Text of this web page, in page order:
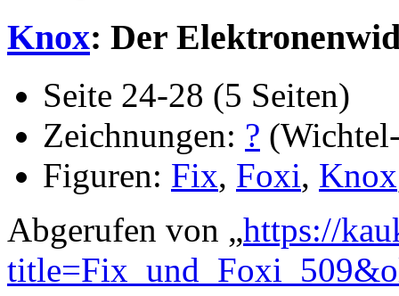
Knox: Der
Seite 24-28 (5 Seiten)
Zeichnungen: ?
Figuren: Fix, Foxi, Knox
Abgerufen von „https://